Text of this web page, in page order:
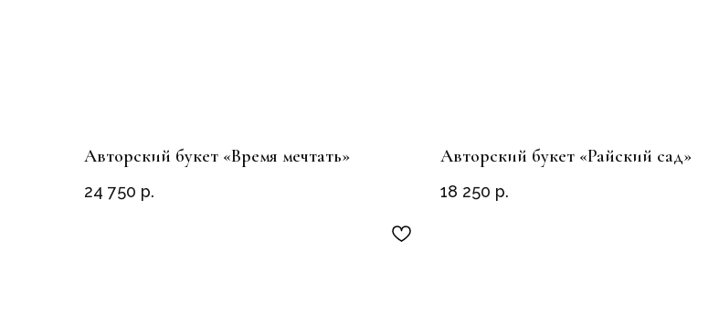
Авторский букет «Время мечтать»
24 750 р.
Авторский букет «Райский сад»
18 250 р.